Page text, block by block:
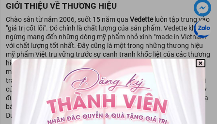
GIỚI THIỆU VỀ THƯƠNG HIỆU
Chào sân từ năm 2006, suốt 15 năm qua Vedetteluôn tập trung vào
"giá trị cốt lõi". Đó chính là chất lượng của sản phẩm. Vedette không
ngừng mang đến những dòng mỹ phẩm nhỏ xinh "made in Vietnam"
với chất lượng tốt nhất. Đây cũng là một trong những thương hiệu
mỹ phẩm Việt trụ vững trước sự canh tranh khốc liệt của các thương
hiệu mỹ phẩm từ Pháp, Mỹ và Hàn Quốc.
Vedette
được sinh ra để
mang lại cho khách hàng một làn da luôn khỏe mạnh, trẻ trung và
tràn đầy sức sống từ những nguồn nguyên liệu đơn giản và gần gũi
của tự nhiên. Đó là lý do vì sao mặt nạ của thương hiệu làm đẹp này
được yêu thích bởi hàng triệu tín đồ yêu cái đẹp, là sản phẩm mặt nạ
bán chạy nhất tại thị trường trong nước và hiện nay đã có mặt tại
Đức, Thái Lan, Trung Quốc, Mông Cổ, Phillipines…